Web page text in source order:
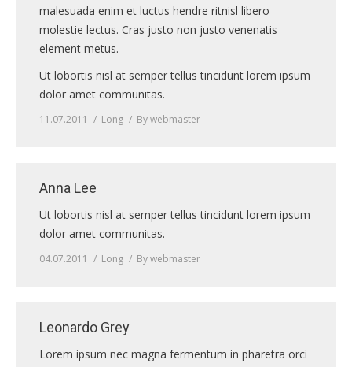
malesuada enim et luctus hendre ritnisl libero
molestie lectus. Cras justo non justo venenatis
element metus.
Ut lobortis nisl at semper tellus tincidunt lorem ipsum
dolor amet communitas.
11.07.2011 Long Bywebmaster
Anna Lee
Ut lobortis nisl at semper tellus tincidunt lorem ipsum
dolor amet communitas.
04.07.2011 Long Bywebmaster
Leonardo Grey
Lorem ipsum nec magna fermentum in pharetra orci